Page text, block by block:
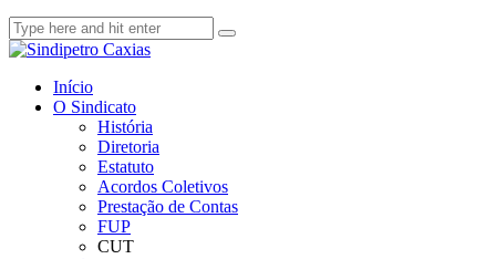
Início
O Sindicato
História
Diretoria
Estatuto
Acordos Coletivos
Prestação de Contas
FUP
CUT